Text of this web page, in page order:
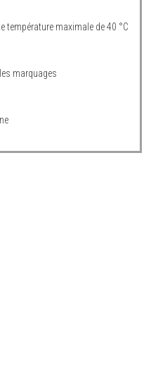
température maximale de 40 °C
marquages